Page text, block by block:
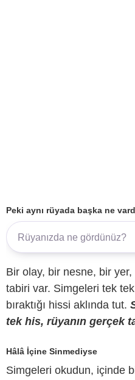
Peki aynı rüyada başka ne
Bir olay, bir nesne, bir
tabiri var. Simgeleri tek
bıraktığı hissi aklında tut.
tek his, rüyanın gerçek
Hâlâ İçine Sinmediyse
Simgeleri okudun, içinde